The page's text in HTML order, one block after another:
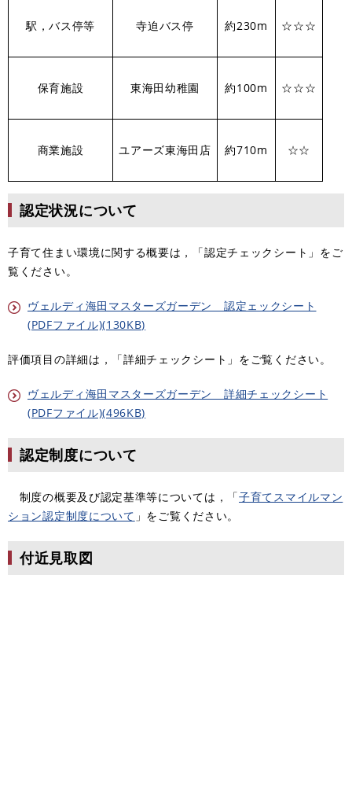
駅，バス停等 寺迫バス停 約230m ☆☆☆
保育施設 東海田幼稚園 約100m ☆☆☆
商業施設 ユアーズ東海田店 約710m ☆☆
認定状況について
子育て住まい環境に関する概要は，「認定チェックシート」をご
覧ください。
ヴェルディ海田マスターズガーデン 認定ェックシート
(PDFファイル)(130KB)
評価項目の詳細は，「詳細チェックシート」をご覧ください。
ヴェルディ海田マスターズガーデン 詳細チェックシート
(PDFファイル)(496KB)
認定制度について
制度の概要及び認定基準等については，「子育てスマイルマン
ション認定制度について 」をご覧ください。
付近見取図